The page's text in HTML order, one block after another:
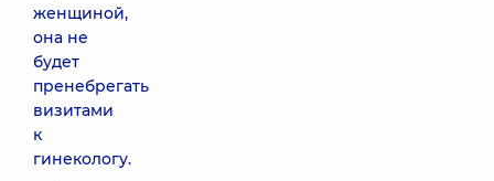
женщиной,
она не
будет
пренебрегать
визитами
к
гинекологу.